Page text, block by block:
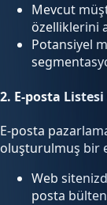
Mevcut
özelliklerini
Potansiyel
2. E-posta
E-posta
oluşturulmuş bir
Web
posta